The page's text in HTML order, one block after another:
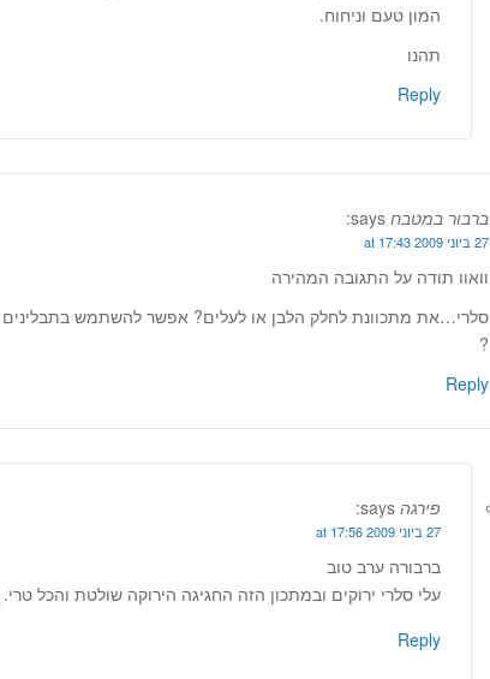
המון טעם וניחוח.
תהנו
Reply
ברבור במטבח says:
27 ביוני 2009 at 17:43
וואוו תודה על התגובה המהירה
סלרי…את מתכוונת לחלק הלבן או לעלים? אפשר להשתמש
?
Reply
פירגה says:
27 ביוני 2009 at 17:56
ברבורה ערב טוב
עלי סלרי ירוקים ובמתכון הזה החגיגה הירוקה שולטת והכל טרי.
Reply